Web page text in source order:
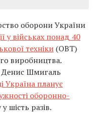
оборони України
у військах понад 40
техніки (ОВТ)
виробництва.
Денис Шмигаль
Україна планує
оборонно-
шість разів.